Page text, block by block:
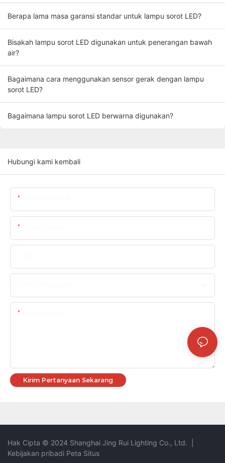
Berapa lama masa garansi standar untuk lampu sorot LED?
Bisakah lampu sorot LED digunakan untuk penerangan bawah
air?
Bagaimana cara menggunakan sensor gerak dengan lampu
sorot LED?
Bagaimana lampu sorot LED berwarna digunakan?
Hubungi kami kembali
Kirim Pertanyaan Sekarang
Hak Cipta © 2024 Shanghai Jing Rui Lighting Co., Ltd.
Kebijakan pribadi Peta Situs